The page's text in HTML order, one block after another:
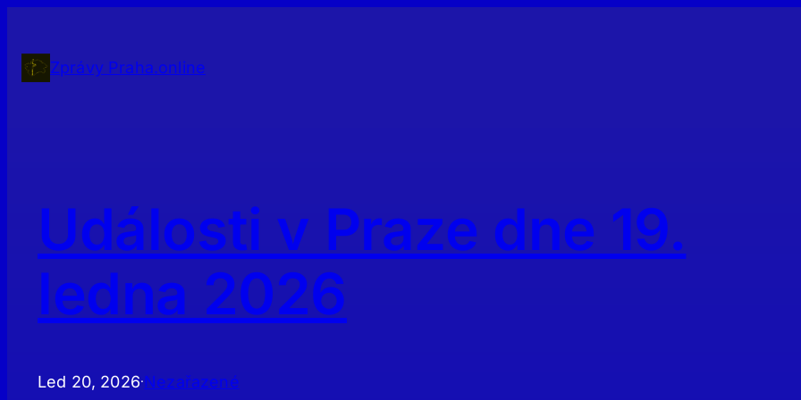
obsahZprávy Praha.online
Události v Praze dne 19.
ledna 2026
Led 20, 2026·Nezařazené